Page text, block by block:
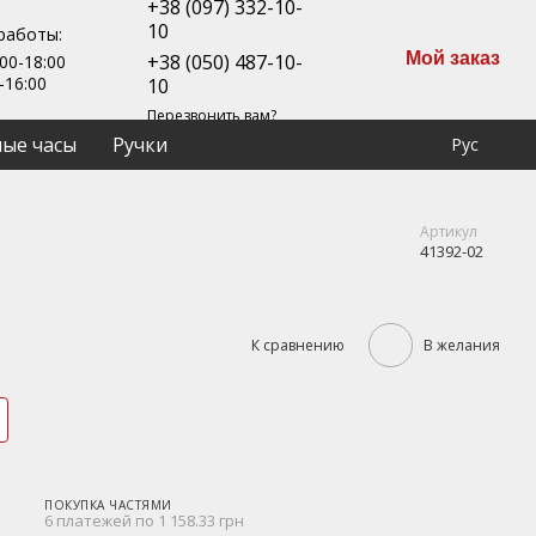
18:00
+38 (097) 332-10-
10
+38 (050) 487-10-
10
Перезвонить вам?
Мой заказ
часы Ручки Рус
Артикул
41392-02
К сравнению В желания
ПОКУПКА ЧАСТЯМИ
6 платежей по 1 158.33 грн